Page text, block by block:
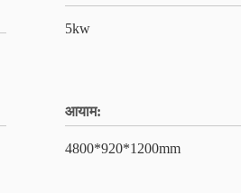
5kw
आयाम:
4800*920*1200mm